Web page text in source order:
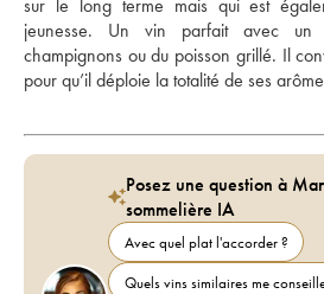
sur le long terme mais qui est
jeunesse. Un vin parfait avec
champignons ou du poisson grillé. Il
pour qu’il déploie la totalité de ses
Posez une question à
sommelière IA
Avec quel plat l'accorder ?
Quels vins similaires me